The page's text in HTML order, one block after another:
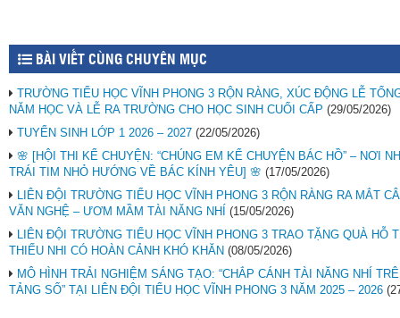
BÀI VIẾT CÙNG CHUYÊN MỤC
TRƯỜNG TIỂU HỌC VĨNH PHONG 3 RỘN RÀNG, XÚC ĐỘNG LỄ
NĂM HỌC VÀ LỄ RA TRƯỜNG CHO HỌC SINH CUỐI CẤP (29/05/2026)
TUYỂN SINH LỚP 1 2026 – 2027 (22/05/2026)
🌸 [HỘI THI KỂ CHUYỆN: “CHÚNG EM KỂ CHUYỆN BÁC HỒ” – NƠI
TRÁI TIM NHỎ HƯỚNG VỀ BÁC KÍNH YÊU] 🌸 (17/05/2026)
LIÊN ĐỘI TRƯỜNG TIỂU HỌC VĨNH PHONG 3 RỘN RÀNG RA MẮT
VĂN NGHỆ – ƯƠM MẦM TÀI NĂNG NHÍ (15/05/2026)
LIÊN ĐỘI TRƯỜNG TIỂU HỌC VĨNH PHONG 3 TRAO TẶNG QUÀ HỖ
THIẾU NHI CÓ HOÀN CẢNH KHÓ KHĂN (08/05/2026)
MÔ HÌNH TRẢI NGHIỆM SÁNG TẠO: “CHẮP CÁNH TÀI NĂNG NHÍ
TẢNG SỐ” TẠI LIÊN ĐỘI TIỂU HỌC VĨNH PHONG 3 NĂM 2025 – 2026